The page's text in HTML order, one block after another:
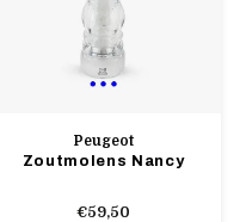
Peugeot
Zoutmolens Nancy
€59,50